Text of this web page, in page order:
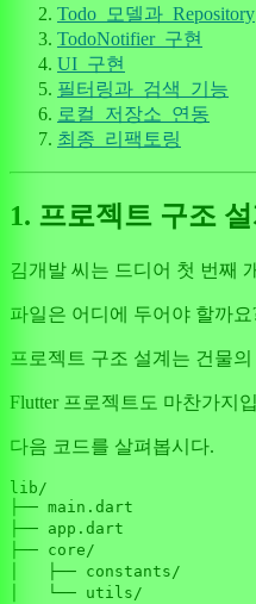
Todo_모델과_Repository
TodoNotifier_구현
UI_구현
필터링과_검색_기능
로컬_저장소_연동
최종_리팩토링
1. 프로젝트 구조 설
김개발 씨는 드디어 첫 번째
파일은 어디에 두어야 할까
프로젝트 구조 설계는 건물
Flutter 프로젝트도 마찬가지
다음 코드를 살펴봅시다.
lib/
├── main.dart
├── app.dart
├── core/
│   ├── constants/
│   └── utils/